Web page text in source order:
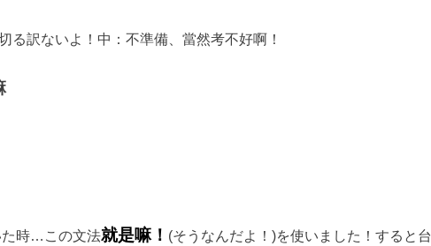
る訳ないよ！中：不準備、當然考不好啊！
時… この文法就是嘛！ (そうなんだよ！)を使いました！すると台